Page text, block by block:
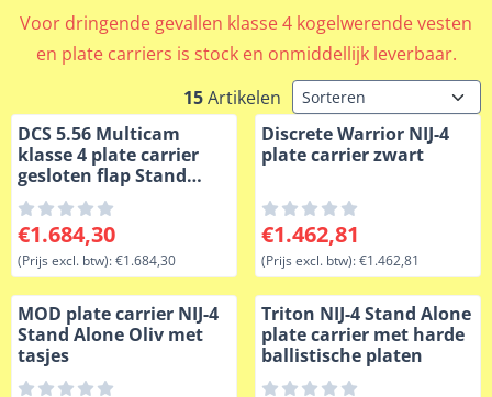
Voor dringende gevallen klasse 4 kogelwerende vesten
en plate carriers is stock en onmiddellijk leverbaar.
15Artikelen Sorteermethode
DCS 5.56 Multicam
klasse 4 plate carrier
gesloten flap Stand
Alone
Prijs: 1 684,30, exclusief btw: 1 684,30
€1.684,30
(Prijs excl. btw):€1.684,30
Discrete Warrior NIJ-4
plate carrier zwart
Prijs: 1 462,81, exclusief
€1.462,81
(Prijs excl. btw):€1.462,81
MOD plate carrier NIJ-4
Stand Alone Oliv met
tasjes
Triton NIJ-4 Stand Alone
plate carrier met harde
ballistische platen